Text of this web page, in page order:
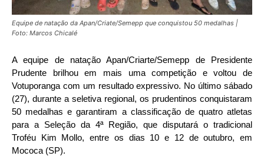
Equipe de natação da Apan/Criate/Semepp que conquistou 50 medalhas |
Foto: Marcos Chicalé
A equipe de natação Apan/Criarte/Semepp de Presidente
Prudente brilhou em mais uma competição e voltou de
Votuporanga com um resultado expressivo. No último sábado
(27), durante a seletiva regional, os prudentinos conquistaram
50 medalhas e garantiram a classificação de quatro atletas
para a Seleção da 4ª Região, que disputará o tradicional
Troféu Kim Mollo, entre os dias 10 e 12 de outubro, em
Mococa (SP).